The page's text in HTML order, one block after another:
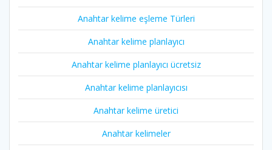
Anahtar kelime eşleme Türleri
Anahtar kelime planlayıcı
Anahtar kelime planlayıcı ücretsiz
Anahtar kelime planlayıcısı
Anahtar kelime üretici
Anahtar kelimeler